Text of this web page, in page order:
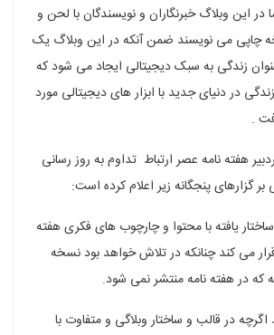
این وبلاگ خبرنگاران و نویسندگان با لحن و
چاپی می نویسند ضمن آنکه در این وبلاگ یک
زندگی به سبک دیجیتالی ایجاد می شود که
در دنیای جدید با ابزار های دیجیتالی مورد
.
هفته نامه عصر ارتباط تداوم به روز رسانی
گزارهای پنجگانه زیر اعلام کرده است:
یافته با محتوا و چارچوب های فکری هفته
می کند چنانکه در تلاش خواهد بود نسخه
که در هفته نامه منتشر نمی شود.
در قالب و ساختار وبلاگی و متفاوت با